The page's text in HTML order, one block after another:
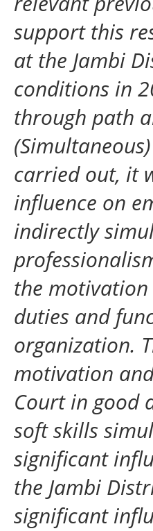
support this
at the Jambi
conditions in
through path
carried out, it
influence on
indirectly
the motivation
duties and
organization.
motivation
Court in good
soft skills
significant
the Jambi
significant